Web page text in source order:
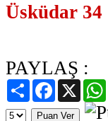
Üsküdar 34
PAYLAŞ :
PaylaşFacebook
X